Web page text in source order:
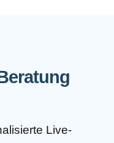
Live-